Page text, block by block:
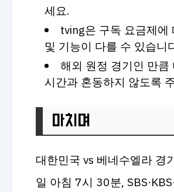
세요.
tving은 구독 요금제에
및 기능이 다를 수 있습니
해외 원정 경기인 만큼
시간과 혼동하지 않도록
마치며
대한민국 vs 베네수엘라 경
일 아침 7시 30분,